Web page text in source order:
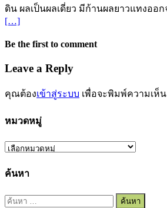
ดิน ผลเป็นผลเดี่ยว มีก้านผลยาวแทงอ
[…]
Be the first to comment
Leave a Reply
คุณต้องเข้าสู่ระบบ เพื่อจะพิมพ์ความเห็น
หมวดหมู่
หมวด
ค้นหา
ค้นหา